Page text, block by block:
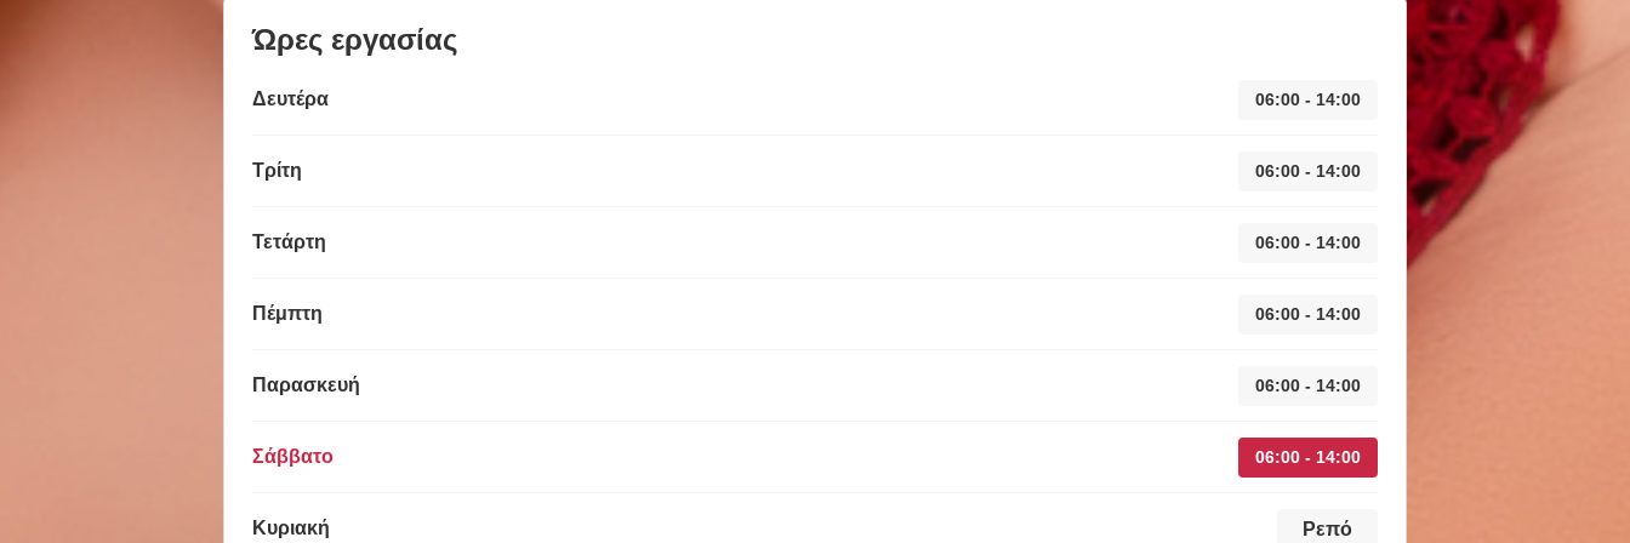
Ώρες εργασίας
Δευτέρα 06:00 - 14:00
Τρίτη 06:00 - 14:00
Τετάρτη 06:00 - 14:00
Πέμπτη 06:00 - 14:00
Παρασκευή 06:00 - 14:00
Σάββατο 06:00 - 14:00
Κυριακή Ρεπό